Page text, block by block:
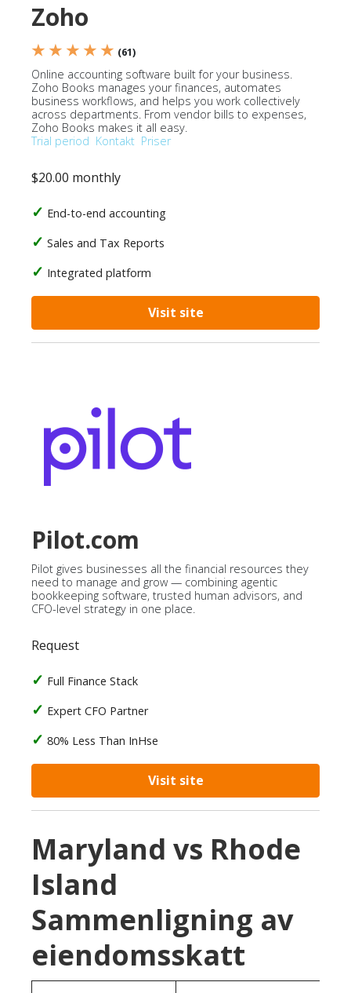
Zoho
★ ★ ★ ★ ★ (61)
Online accounting software built for your business.
Zoho Books manages your finances, automates
business workflows, and helps you work collectively
across departments. From vendor bills to expenses,
Zoho Books makes it all easy.
Trial period Kontakt Priser
$20.00 monthly
End-to-end accounting
Sales and Tax Reports
Integrated platform
Visit site
Pilot.com
Pilot gives businesses all the financial resources they
need to manage and grow — combining agentic
bookkeeping software, trusted human advisors, and
CFO-level strategy in one place.
Request
Full Finance Stack
Expert CFO Partner
80% Less Than InHse
Visit site
Maryland vs Rhode
Island
Sammenligning av
eiendomsskatt